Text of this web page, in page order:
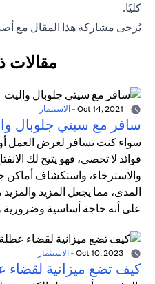
كليًا.
يُرجى مشاركة هذا المقال مع
مقالات
- الاستثمار
سافر مع سيتي جلوبال
سواء كنت تسافر لغرض العمل أو
فوائد لا تحصى، فهو يتيح لك
والاسترخاء، واستكشاف أماكن
المدى، مما يجعل المزيد
على أنه حاجة أساسية
- الاستثمار
كيف تضع ميزانية لقضاء